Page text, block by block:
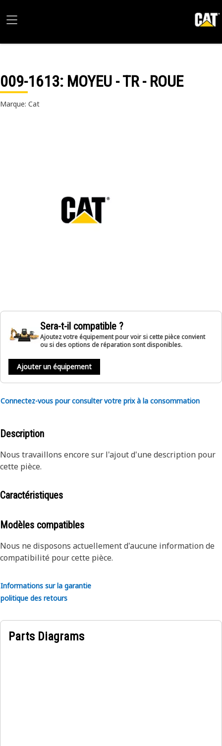
009-1613: MOYEU - TR - ROUE
Marque: Cat
Sera-t-il compatible ?
Ajoutez votre équipement pour voir si cette pièce convient
ou si des options de réparation sont disponibles.
Ajouter un équipement
Connectez-vous pour consulter votre prix à la consommation
Description
Nous travaillons encore sur l'ajout d'une description pour
cette pièce.
Caractéristiques
Modèles compatibles
Nous ne disposons actuellement d'aucune information de
compatibilité pour cette pièce.
Informations sur la garantie
politique des retours
Parts Diagrams